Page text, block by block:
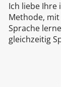
Ich liebe Ihre
Methode, mit
Sprache
gleichzeitig